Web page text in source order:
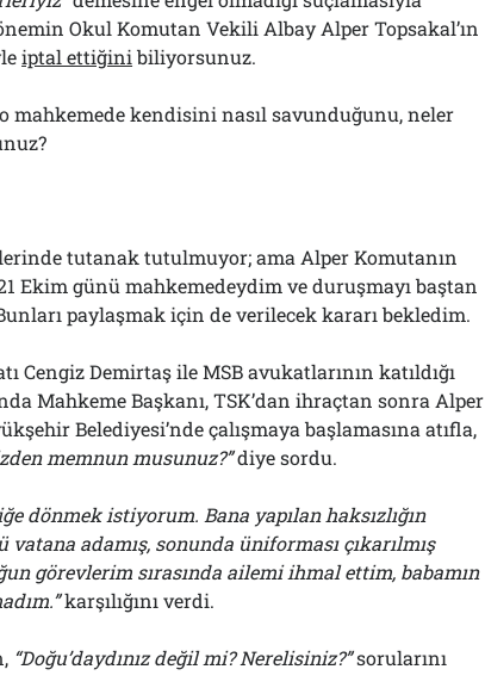
Okul Komutan Vekili Albay Alper Topsakal’ın
iptal ettiğini biliyorsunuz.
o mahkemede kendisini nasıl savunduğunu, neler
tutanak tutulmuyor; ama Alper Komutanın
Ekim günü mahkemedeydim ve duruşmayı baştan
paylaşmak için de verilecek kararı bekledim.
Cengiz Demirtaş ile MSB avukatlarının katıldığı
Mahkeme Başkanı, TSK’dan ihraçtan sonra Alper
Belediyesi’nde çalışmaya başlamasına atıfla,
memnun musunuz?”diye sordu.
dönmek istiyorum. Bana yapılan haksızlığın
adamış, sonunda üniforması çıkarılmış
görevlerim sırasında ailemi ihmal ettim, babamın
karşılığını verdi.
“Doğu’daydınız değil mi? Nerelisiniz?”sorularını